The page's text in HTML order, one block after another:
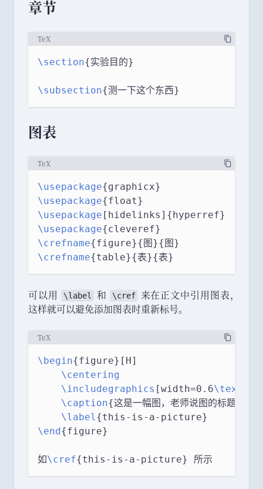
章节
TeX
\section{实验目的}
\subsection{测一下这个东西}
图表
TeX
\usepackage{graphicx}
\usepackage{float}
\usepackage [hidelinks]{hyperref}
\usepackage{cleveref}
\crefname{figure}{图}{图}
\crefname{table}{表}{表}
可以用 \label 和 \cref 来在正文中引用图表，
这样就可以避免添加图表时重新标号。
TeX
\begin{figure}[H]
\centering
\includegraphics [width=0.6
\caption{这是一幅图，老师说图的标题放下
\label{this-is-a-picture}
\end{figure}
如\cref{this-is-a-picture} 所示